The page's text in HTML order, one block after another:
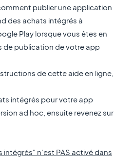
publier une application
des achats intégrés à
Play lorsque vous êtes en
de publication de votre app
de cette aide en ligne,
intégrés pour votre app
ad hoc, ensuite revenez sur
intégrés" n'est PAS activé dans